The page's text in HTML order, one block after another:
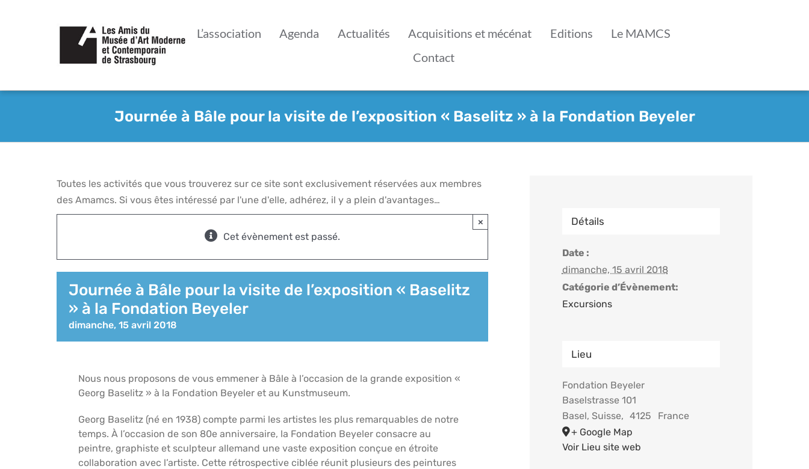
L’association Agenda Actualités Acquisitions et mécénat Editions
Le MAMCS
Contact
Journée à Bâle pour la visite de l’exposition « Baselitz » à la Fondation Beyeler
Toutes les activités que vous trouverez sur ce site sont exclusivement réservées aux membres
des Amamcs. Si vous êtes intéressé par l'une d'elle, adhérez, il y a plein d'avantages…
Cet évènement est passé.
×
Journée à Bâle pour la visite de l’exposition « Baselitz
» à la Fondation Beyeler
dimanche, 15 avril 2018
Nous nous proposons de vous emmener à Bâle à l’occasion de la grande exposition «
Georg Baselitz » à la Fondation Beyeler et au Kunstmuseum.
Georg Baselitz (né en 1938) compte parmi les artistes les plus remarquables de notre
temps. À l’occasion de son 80e anniversaire, la Fondation Beyeler consacre au
peintre, graphiste et sculpteur allemand une vaste exposition conçue en étroite
collaboration avec l’artiste. Cette rétrospective ciblée réunit plusieurs des peintures
Détails
Date :
dimanche, 15 avril 2018
Catégorie d’Évènement:
Excursions
Lieu
Fondation Beyeler
Baselstrasse 101
Basel, Suisse, 4125
France
+ Google Map
Voir Lieu site web